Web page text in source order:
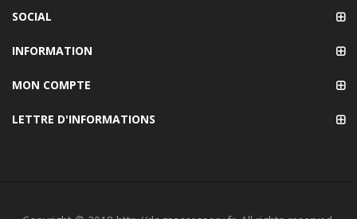
SOCIAL
INFORMATION
MON COMPTE
LETTRE D'INFORMATIONS